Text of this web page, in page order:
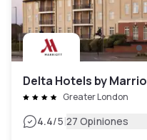
Delta Hotels by
Greater London
4.4/5|27 Opiniones